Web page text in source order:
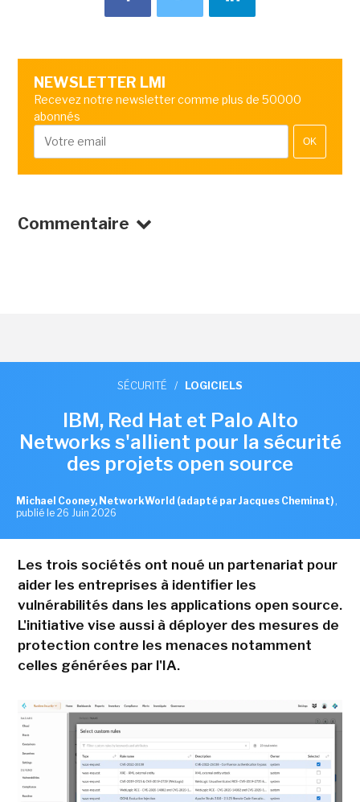
NEWSLETTER LMI
Recevez notre newsletter comme plus de 50000
abonnés
OK
Commentaire
SÉCURITÉ / LOGICIELS
IBM, Red Hat et Palo Alto
Networks s'allient pour la sécurité
des projets open source
Michael Cooney, NetworkWorld (adapté par Jacques Cheminat) ,
publié le 26 Juin 2026
Les trois sociétés ont noué un partenariat pour
aider les entreprises à identifier les
vulnérabilités dans les applications open source.
L'initiative vise aussi à déployer des mesures de
protection contre les menaces notamment
celles générées par l'IA.